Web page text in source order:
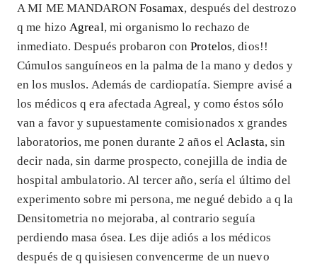
A MI ME MANDARON Fosamax, después del destrozo
q me hizo Agreal, mi organismo lo rechazo de
inmediato. Después probaron conProtelos, dios!!
Cúmulos sanguíneos en la palma de la mano y dedos y
en los muslos. Además de cardiopatía. Siempre avisé a
los médicos q era afectada Agreal, y como éstos sólo
van a favor y supuestamente comisionados x grandes
laboratorios, me ponen durante 2 años el Aclasta, sin
decir nada, sin darme prospecto, conejilla de india de
hospital ambulatorio. Al tercer año, sería el último del
experimento sobre mi persona, me negué debido a q la
Densitometria no mejoraba, al contrario seguía
perdiendo masa ósea. Les dije adiós a los médicos
después de q quisiesen convencerme de un nuevo